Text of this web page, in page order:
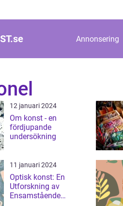
se Annonsering
12 januari 2024
Om konst - en
fördjupande
undersökning
11 januari 2024
Optisk konst: En
Utforskning av
Ensamstående